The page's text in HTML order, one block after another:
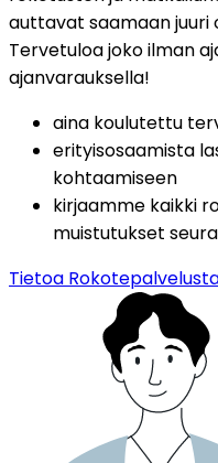
auttavat saamaan juuri
Tervetuloa joko ilman
ajanvarauksella!
aina koulutettu
erityisosaamista
kohtaamiseen
kirjaamme kaikki
muistutukset
Tietoa